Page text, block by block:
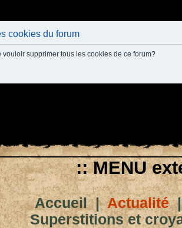
cookies du forum
vouloir supprimer tous les cookies de ce forum?
:: MENU
Accueil|Actualité
Superstitions et